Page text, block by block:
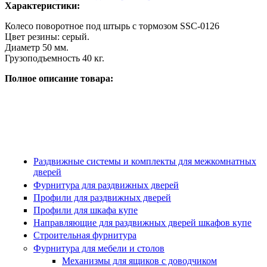
Характеристики:
Колесо поворотное под штырь с тормозом SSC-0126
Цвет резины: серый.
Диаметр 50 мм.
Грузоподъемность 40 кг.
Полное описание товара:
Раздвижные системы и комплекты для межкомнатных
дверей
Фурнитура для раздвижных дверей
Профили для раздвижных дверей
Профили для шкафа купе
Направляющие для раздвижных дверей шкафов купе
Строительная фурнитура
Фурнитура для мебели и столов
Механизмы для ящиков с доводчиком